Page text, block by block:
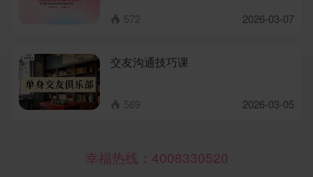
 572 2026-03-07
交友沟通技巧课
 569 2026-03-05
幸福热线： 4008330520